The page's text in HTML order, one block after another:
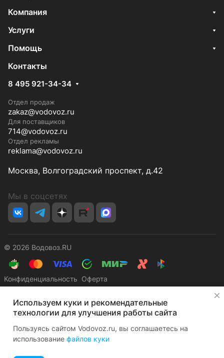
Компания
Услуги
Помощь
Контакты
8 495 921-34-34
Отдел продаж
zakaz@vodovoz.ru
Для поставщиков
714@vodovoz.ru
Отдел рекламы
reklama@vodovoz.ru
Москва, Волгоградский проспект, д.42
Мы в соцсетях
© 2026 Водовоз.RU
Конфиденциальность Оферта
Используем куки и рекомендательные
технологии для улучшения работы сайта
Пользуясь сайтом Vodovoz.ru, вы соглашаетесь на
использование файлов куки